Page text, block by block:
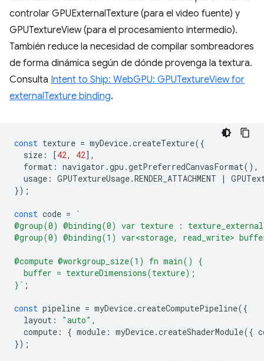
controlar GPUExternalTexture (para el video fuente) y
GPUTextureView (para el procesamiento intermedio).
También reduce la necesidad de compilar sombreadores
de forma dinámica según de dónde provenga la textura.
Consulta Intent to Ship: WebGPU: GPUTextureView for
externalTexture binding.
const texture = myDevice.createTexture({
size : [42, 42],
format : navigator .gpu .getPreferredCanvasFormat(),
usage : GPUTextureUsage.RENDER_ATTACHMENT |
});
const code =
`
@group(0) @binding(0) var texture :
@group(0) @binding(1) var<storage, read_write>
@compute @workgroup_size(1) fn main() {
  buffer = textureDimensions(texture);
}` ;
const pipeline = myDevice.createComputePipeline({
layout : "auto" ,
compute : { module : myDevice.createShaderModule({
});